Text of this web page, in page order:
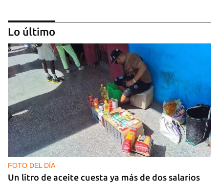
GUERRA
Al menos 17 muertos y 44 heridos en ataques
nocturnos de Rusia sobre la región de Kiev
Lo último
FOTO DEL DÍA
Un litro de aceite cuesta ya más de dos salarios